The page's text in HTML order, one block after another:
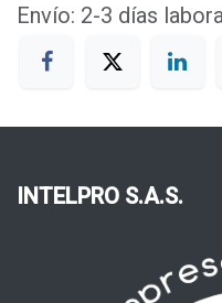
Envío: 2-3 días
INTELPRO S.A.S.